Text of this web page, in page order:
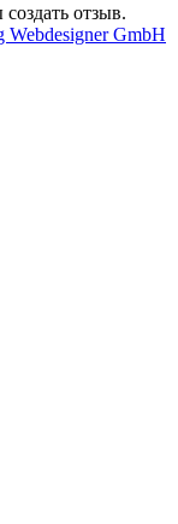
отзыв.
GmbH